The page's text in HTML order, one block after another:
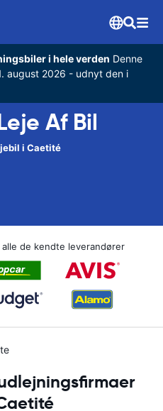
i hele verden Denne
august 2026 - udnyt den i
Af Bil
i Caetité
de kendte leverandører